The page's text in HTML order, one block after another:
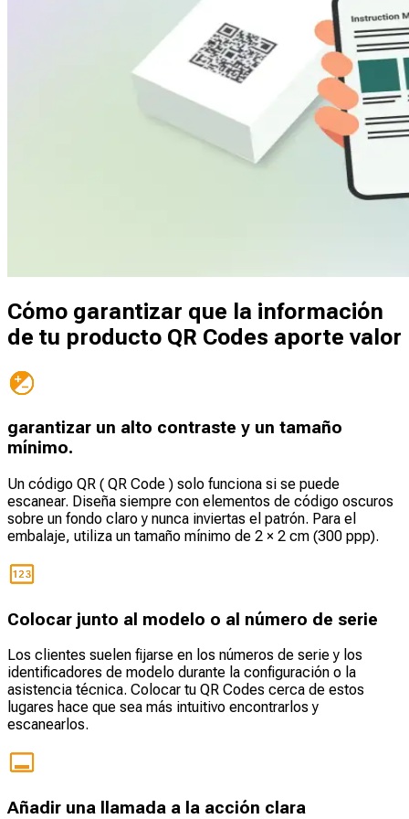
Cómo garantizar que la información
de tu producto QR Codes aporte valor
garantizar un alto contraste y un tamaño
mínimo.
Un código QR ( QR Code ) solo funciona si se puede
escanear. Diseña siempre con elementos de código oscuros
sobre un fondo claro y nunca inviertas el patrón. Para el
embalaje, utiliza un tamaño mínimo de 2 × 2 cm (300 ppp).
Colocar junto al modelo o al número de serie
Los clientes suelen fijarse en los números de serie y los
identificadores de modelo durante la configuración o la
asistencia técnica. Colocar tu QR Codes cerca de estos
lugares hace que sea más intuitivo encontrarlos y
escanearlos.
Añadir una llamada a la acción clara